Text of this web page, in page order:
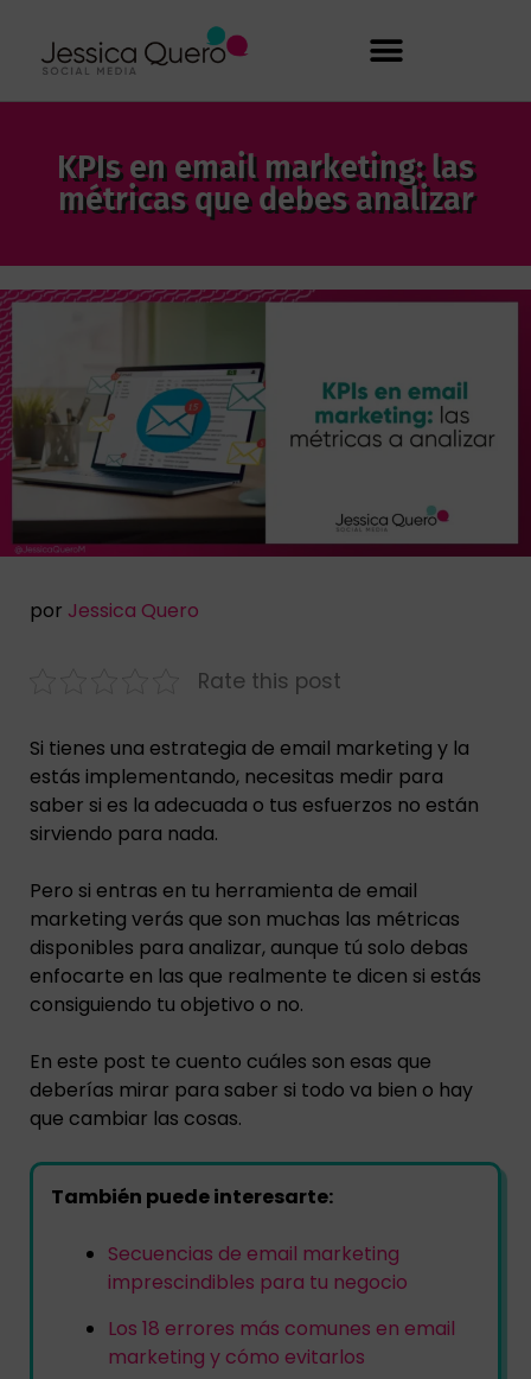
KPIs en email marketing: las
métricas que debes analizar
por Jessica Quero
Rate this post
Si tienes una estrategia de email marketing y la
estás implementando, necesitas medir para
saber si es la adecuada o tus esfuerzos no están
sirviendo para nada.
Pero si entras en tu herramienta de email
marketing verás que son muchas las métricas
disponibles para analizar, aunque tú solo debas
enfocarte en las que realmente te dicen si estás
consiguiendo tu objetivo o no.
En este post te cuento cuáles son esas que
deberías mirar para saber si todo va bien o hay
que cambiar las cosas.
También puede interesarte:
Secuencias de email marketing
imprescindibles para tu negocio
Los 18 errores más comunes en email
marketing y cómo evitarlos